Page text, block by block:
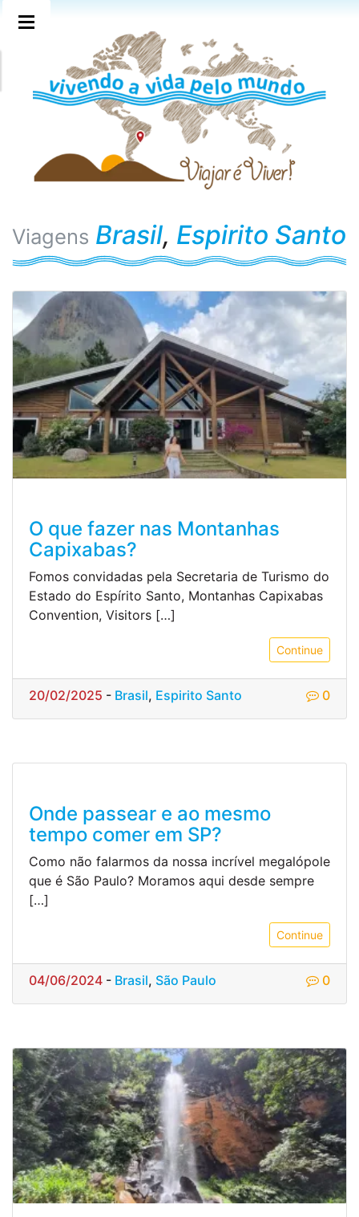
Viagens Brasil, Espirito Santo
O que fazer nas Montanhas
Capixabas?
Fomos convidadas pela Secretaria de Turismo do
Estado do Espírito Santo, Montanhas Capixabas
Convention, Visitors […]
Continue
20/02/2025 - Brasil, Espirito Santo 0
Onde passear e ao mesmo
tempo comer em SP?
Como não falarmos da nossa incrível megalópole
que é São Paulo? Moramos aqui desde sempre
[…]
Continue
04/06/2024 - Brasil, São Paulo 0